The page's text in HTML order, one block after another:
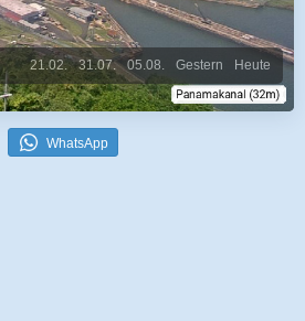
Heute
Gestern
05.08.
31.07.
21.02.
WhatsApp